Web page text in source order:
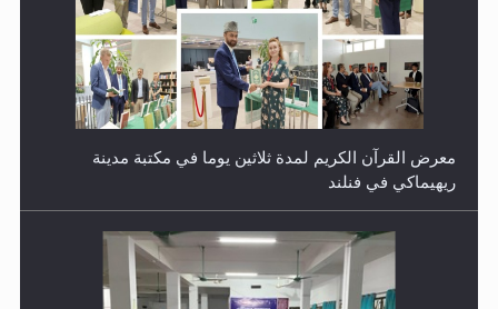
ندوة حول نظام الوصية في الجماعة الأحمدية في شيتاغونغ –
بنغلاديش